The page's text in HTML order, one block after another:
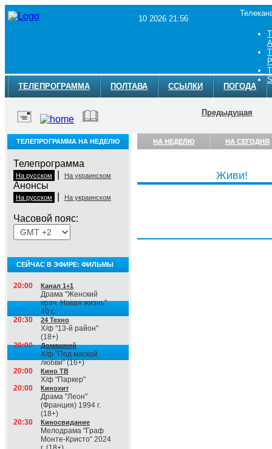
10 2026 21:56
ТЕЛЕПРОГРАММА ПОЛТАВА ССЫЛКИ ПОГОДА
Предыдущая
ТЕЛЕПРОГРАММА НА НЕДЕЛЮ
Телепрограмма
На русском На украинском
Анонсы
На русском На украинском
Часовой пояс:
СЕЙЧАС В ЭФИРЕ: ФИЛЬМЫ
20:00 Канал 1+1
Драма "Женский
врач. Новая жизнь"
40 с.
20:30
24 Техно
Х/ф "13-й район"
(18+)
20:00
Домашний
Х/ф "Под маской
любви" (16+)
20:00
Кино ТВ
Х/ф "Паркер"
20:00
Кинохит
Драма "Леон"
(Франция) 1994 г.
(18+)
20:30
Киносвидание
Мелодрама "Граф
Монте-Кристо" 2024
НА НЕДЕЛЮ НА СЕГОДНЯ
Живи!